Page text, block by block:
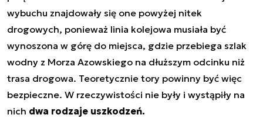
wybuchu znajdowały się one powyżej nitek
drogowych, ponieważ linia kolejowa musiała być
wynoszona w górę do miejsca, gdzie przebiega szlak
wodny z Morza Azowskiego na dłuższym odcinku niż
trasa drogowa. Teoretycznie tory powinny być więc
bezpieczne. W rzeczywistości nie były i wystąpiły na
nich dwa rodzaje uszkodzeń.